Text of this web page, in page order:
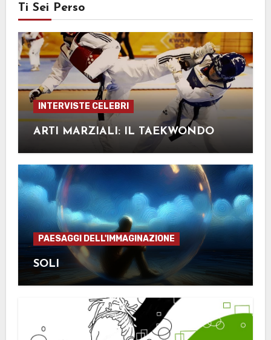
Ti Sei Perso
INTERVISTE CELEBRI
ARTI MARZIALI: IL TAEKWONDO
PAESAGGI DELL'IMMAGINAZIONE
SOLI